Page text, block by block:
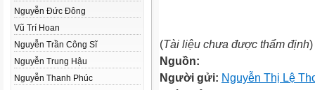
Nguyễn Đức Đông
Vũ Trí Hoan
Nguyễn Trần Công Sĩ
Nguyễn Trung Hậu
Nguyễn Thanh Phúc
(Tài liệu chưa được thẩm định)
Nguồn:
Người gửi: Nguyễn Thị Lệ